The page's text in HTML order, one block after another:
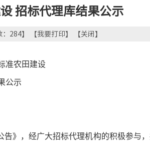
招标代理库结果公示
284】 【我要打印】 【关闭】
准农田建设
公示
告》，经广大招标代理机构的积极参与，